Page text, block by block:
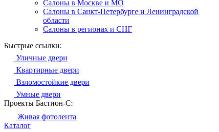
Салоны в Москве и МО
Салоны в Санкт-Петербурге и Ленинградской
области
Салоны в регионах и СНГ
Быстрые ссылки:
Уличные двери
Квартирные двери
Взломостойкие двери
Умные двери
Проекты Бастион-С:
Живая фотолента
Каталог